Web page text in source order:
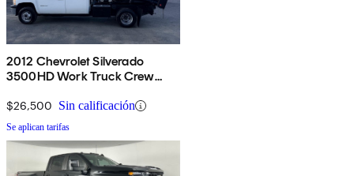
2012 Chevrolet Silverado
3500HD Work Truck Crew
$26,500 Sin calificación
Se aplican tarifas